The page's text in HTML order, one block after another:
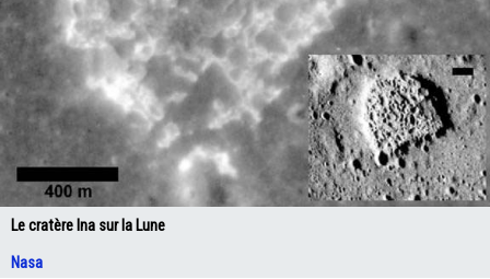
Le cratère Ina sur la Lune
Nasa